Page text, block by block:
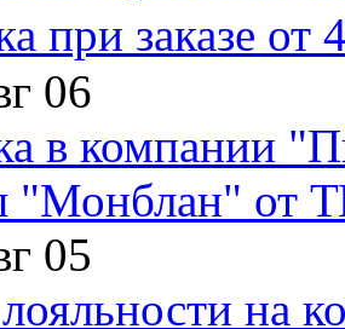
при заказе от
06
в компании
"Монблан" от
05
на